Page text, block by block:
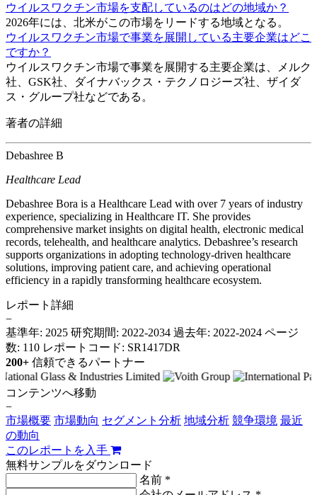
ウイルスワクチン市場を支配しているのはどの地域か？
2026年には、北米がこの市場をリードする地域となる。
ウイルスワクチン市場で事業を展開している主要企業はどこ
ですか？
ウイルスワクチン市場で事業を展開する主要企業は、メルク
社、GSK社、ダイナバックス・テクノロジーズ社、ザイダ
ス・グループ社などである。
著者の詳細
Debashree B
Healthcare Lead
Debashree Bora is a Healthcare Lead with over 7 years of industry
experience, specializing in Healthcare IT. She provides
comprehensive market insights on digital health, electronic medical
records, telehealth, and healthcare analytics. Debashree’s research
supports organizations in adopting technology-driven healthcare
solutions, improving patient care, and achieving operational
efficiency in a rapidly transforming healthcare ecosystem.
レポート詳細
−
基準年: 2025 研究期間: 2022-2034 過去年: 2022-2024 ページ
数: 110 レポートコード: SR1417DR
200+ 信頼できるパートナー
コンテンツへ移動
−
市場概要 市場動向 セグメント分析 地域分析 競争環境 最近
の動向
このレポートを入手
無料サンプルをダウンロード
名前 *